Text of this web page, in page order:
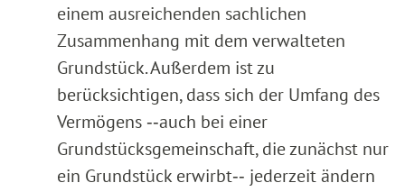
einem ausreichenden sachlichen
Zusammenhang mit dem verwalteten
Grundstück. Außerdem ist zu
berücksichtigen, dass sich der Umfang des
Vermögens ‑‑auch bei einer
Grundstücksgemeinschaft, die zunächst nur
ein Grundstück erwirbt‑‑ jederzeit ändern